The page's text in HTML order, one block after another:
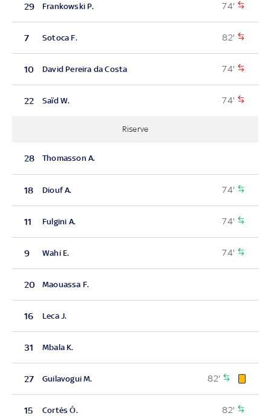
29 Frankowski P. 74'
7 Sotoca F. 82'
10 David Pereira da Costa 74'
22 Saïd W. 74'
Riserve
28 Thomasson A.
18 Diouf A. 74'
11 Fulgini A. 74'
9 Wahi E. 74'
20 Maouassa F.
16 Leca J.
31 Mbala K.
27 Guilavogui M. 82'
15 Cortés Ó. 82'